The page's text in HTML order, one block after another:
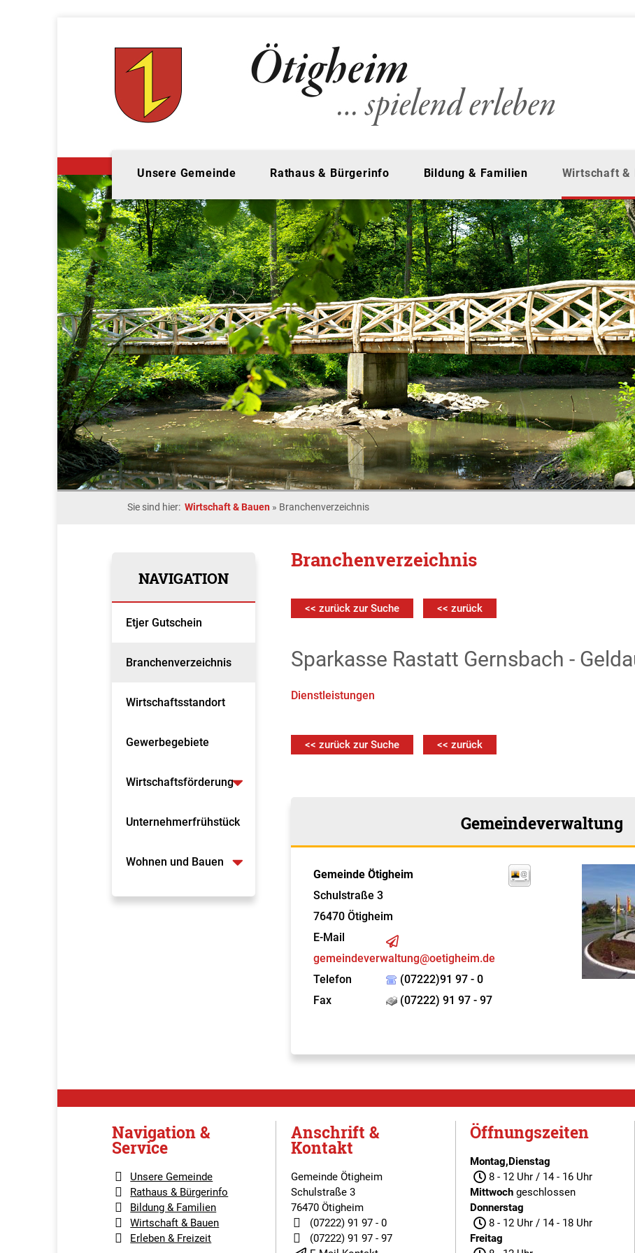
Unsere Gemeinde Rathaus & Bürgerinfo Bildung & Familien Wirtschaft &
Sie sind hier: Wirtschaft & Bauen » Branchenverzeichnis
NAVIGATION
Etjer Gutschein
Branchenverzeichnis
Wirtschaftsstandort
Gewerbegebiete
Wirtschaftsförderung
Unternehmerfrühstück
Wohnen und Bauen
Branchenverzeichnis
<< zurück zur Suche << zurück
Sparkasse Rastatt Gernsbach -
Dienstleistungen
<< zurück zur Suche << zurück
Gemeindeverwaltung
Gemeinde Ötigheim
Schulstraße 3
76470 Ötigheim
E-Mail
gemeindeverwaltung@oetigheim.de
Telefon
(07222)91 97 - 0
Fax
(07222) 91 97 - 97
Navigation &
Service
Unsere Gemeinde
Rathaus & Bürgerinfo
Bildung & Familien
Wirtschaft & Bauen
Erleben & Freizeit
Anschrift &
Kontakt
Gemeinde Ötigheim
Schulstraße 3
76470 Ötigheim
(07222) 91 97 - 0
(07222) 91 97 - 97
Öffnungszeiten
Montag,Dienstag
8 - 12 Uhr / 14 - 16 Uhr
Mittwoch geschlossen
Donnerstag
8 - 12 Uhr / 14 - 18 Uhr
Freitag